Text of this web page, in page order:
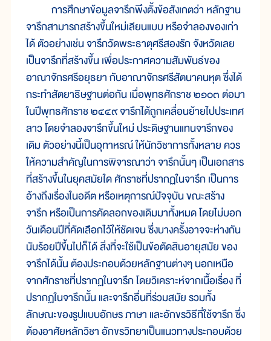
การศึกษาข้อมูลจารึกพึงตั้งข้อสังเกตว่า หลักฐาน
จารึกสามารถสร้างขึ้นใหม่เลียนแบบ หรือจำลองของเก่า
ได้ ตัวอย่างเช่น จารึกวัดพระธาตุศรีสองรัก จังหวัดเลย
เป็นจารึกที่สร้างขึ้น เพื่อประกาศความสัมพันธ์ของ
อาณาจักรศรีอยุธยา กับอาณาจักรศรีสัตนาคนหุต ซึ่งได้
กระทำสัตยาธิษฐานต่อกัน เมื่อพุทธศักราช ๒๑๐๓ ต่อมา
ในปีพุทธศักราช ๒๔๔๙ จารึกได้ถูกเคลื่อนย้ายไปประเทศ
ลาว โดยจำลองจารึกขึ้นใหม่ ประดิษฐานแทนจารึกของ
เดิม ตัวอย่างนี้เป็นอุทาหรณ์ ให้นักวิชาการทั้งหลาย ควร
ให้ความสำคัญในการพิจารณาว่า จารึกนั้นๆ เป็นเอกสาร
ที่สร้างขึ้นในยุคสมัยใด ศักราชที่ปรากฏในจารึก เป็นการ
อ้างถึงเรื่องในอดีต หรือเหตุการณ์ปัจจุบัน ขณะสร้าง
จารึก หรือเป็นการคัดลอกของเดิมมาทั้งหมด โดยไม่บอก
วันเดือนปีที่คัดเลือกไว้ให้ชัดเจน ซึ่งบางครั้งอาจจะห่างกัน
นับร้อยปีขึ้นไปก็ได้ สิ่งที่จะใช้เป็นข้อตัดสินอายุสมัย ของ
จารึกได้นั้น ต้องประกอบด้วยหลักฐานต่างๆ นอกเหนือ
จากศักราชที่ปรากฏในจารึก โดยวิเคราะห์จากเนื้อเรื่อง ที่
ปรากฏในจารึกนั้น และจารึกอื่นที่ร่วมสมัย รวมทั้ง
ลักษณะของรูปแบบอักษร ภาษา และอักขรวิธีที่ใช้จารึก ซึ่ง
ต้องอาศัยหลักวิชา อักขรวิทยาเป็นแนวทางประกอบด้วย